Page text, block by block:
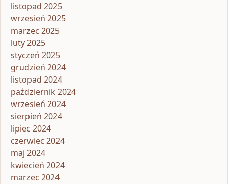
listopad 2025
wrzesień 2025
marzec 2025
luty 2025
styczeń 2025
grudzień 2024
listopad 2024
październik 2024
wrzesień 2024
sierpień 2024
lipiec 2024
czerwiec 2024
maj 2024
kwiecień 2024
marzec 2024